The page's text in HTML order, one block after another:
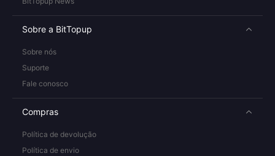
Sobre a BitTopup
Sobre nós
Suporte
Fale conosco
Compras
Política de devolução
Política de envio